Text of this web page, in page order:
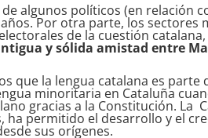
algunos políticos (en relación
Por otra parte, los sectores
de la cuestión
y sólida amistad entre
que la lengua catalana es parte
minoritaria en Cataluña
gracias a la Constitución. La
ha permitido el desarrollo y el
sus orígenes.